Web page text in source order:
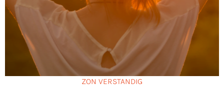
ZON VERSTANDIG